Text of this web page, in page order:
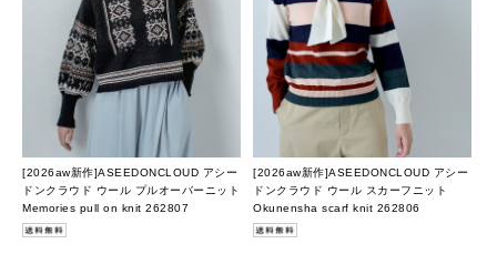
[2026aw新作]ASEEDONCLOUD アシー
ドンクラウド ウール プルオーバーニット
Memories pull on knit 262807
[2026aw新作]ASEEDONCLOUD アシー
ドンクラウド ウール スカーフニット
Okunensha scarf knit 262806